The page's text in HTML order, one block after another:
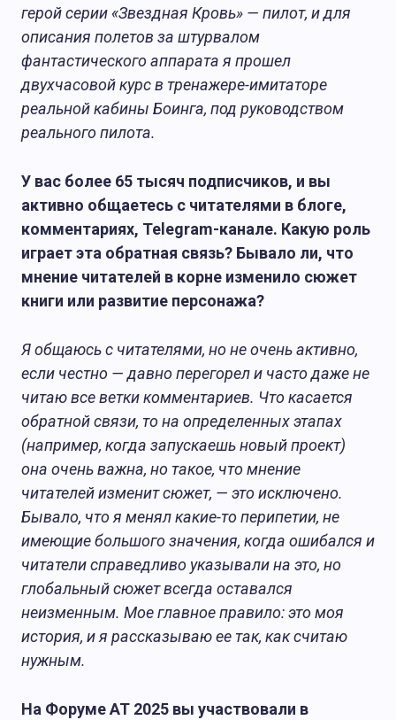
герой серии «Звездная Кровь» — пилот, и для
описания полетов за штурвалом
фантастического аппарата я прошел
двухчасовой курс в тренажере-имитаторе
реальной кабины Боинга, под руководством
реального пилота.
У вас более 65 тысяч подписчиков, и вы
активно общаетесь с читателями в блоге,
комментариях, Telegram-канале. Какую роль
играет эта обратная связь? Бывало ли, что
мнение читателей в корне изменило сюжет
книги или развитие персонажа?
Я общаюсь с читателями, но не очень активно,
если честно — давно перегорел и часто даже не
читаю все ветки комментариев. Что касается
обратной связи, то на определенных этапах
(например, когда запускаешь новый проект)
она очень важна, но такое, что мнение
читателей изменит сюжет, — это исключено.
Бывало, что я менял какие-то перипетии, не
имеющие большого значения, когда ошибался и
читатели справедливо указывали на это, но
глобальный сюжет всегда оставался
неизменным. Мое главное правило: это моя
история, и я рассказываю ее так, как считаю
нужным.
На Форуме АТ 2025 вы участвовали в